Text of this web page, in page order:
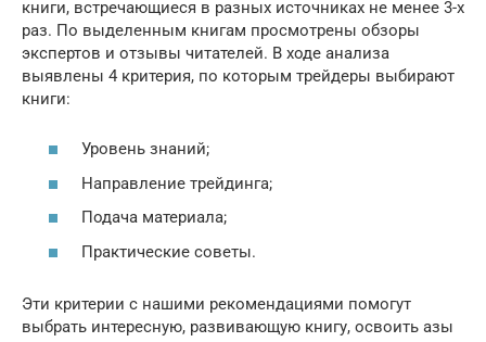
книги, встречающиеся в разных источниках не менее 3-х
раз. По выделенным книгам просмотрены обзоры
экспертов и отзывы читателей. В ходе анализа
выявлены 4 критерия, по которым трейдеры выбирают
книги:
Уровень знаний;
Направление трейдинга;
Подача материала;
Практические советы.
Эти критерии с нашими рекомендациями помогут
выбрать интересную, развивающую книгу, освоить азы